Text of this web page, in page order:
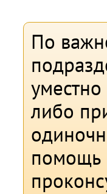
По
либо
помощь